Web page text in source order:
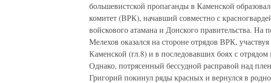
большевистской пропаганды в Каменской
комитет (ВРК), начавший совместно с
войскового атамана и Донского правительства. На
Мелехов оказался на стороне отрядов ВРК,
Каменской (гл.8) и в последовавших боях с
Однако, потрясенный бессудной расправой над
Григорий покинул ряды красных и вернулся в